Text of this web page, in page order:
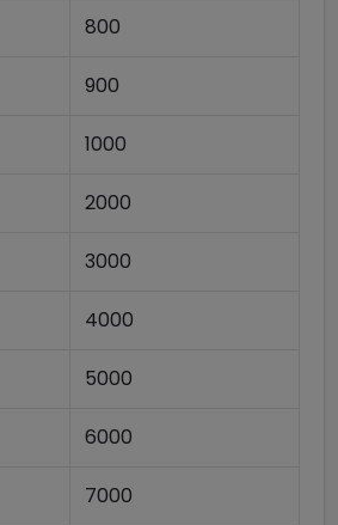
800
900
1000
2000
3000
4000
5000
6000
7000